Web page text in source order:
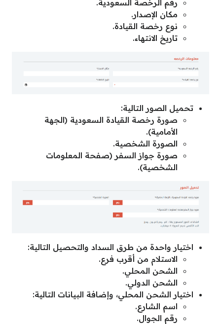
رقم الرخصة السعودية.
مكان الإصدار.
نوع رخصة القيادة.
تاريخ الانتهاء.
تحميل الصور التالية:
صورة رخصة القيادة السعودية (الجهة
الأمامية).
الصورة الشخصية.
صورة جواز السفر (صفحة المعلومات
الشخصية).
اختيار واحدة من طرق السداد والتحصيل التالية:
الاستلام من أقرب فرع.
الشحن المحلي.
الشحن الدولي.
اختيار الشحن المحلي، وإضافة البيانات التالية:
اسم الشارع.
رقم الجوال.